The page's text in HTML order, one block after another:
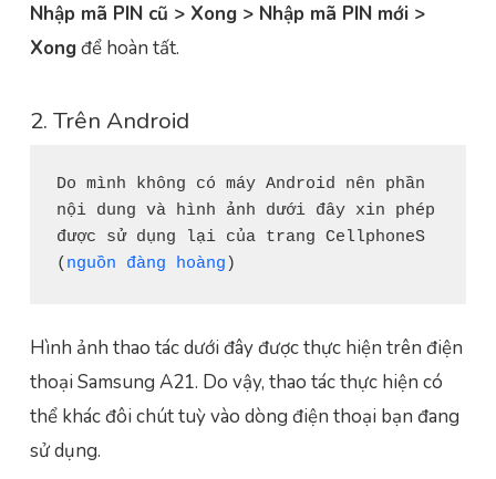
Nhập mã PIN cũ > Xong > Nhập mã PIN mới >
Xongđể hoàn tất.
2. Trên Android
Do mình không có máy Android nên phần
nội dung và hình ảnh dưới đây xin phép
được sử dụng lại của trang CellphoneS
( nguồn đàng hoàng )
Hình ảnh thao tác dưới đây được thực hiện trên điện
thoại Samsung A21. Do vậy, thao tác thực hiện có
thể khác đôi chút tuỳ vào dòng điện thoại bạn đang
sử dụng.